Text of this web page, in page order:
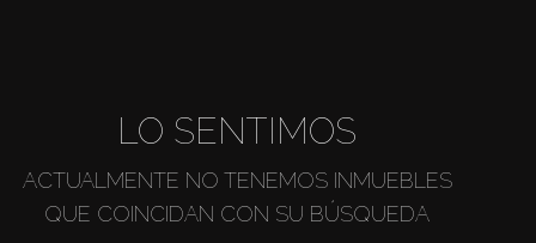
LO SENTIMOS
ACTUALMENTE NO TENEMOS INMUEBLES
QUE COINCIDAN CON SU BÚSQUEDA